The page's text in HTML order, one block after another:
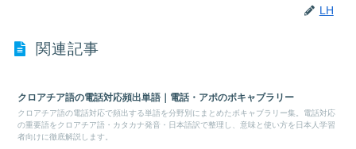
LH
関連記事
クロアチア語の電話対応頻出単語｜電話・アポのボキャブラリー
クロアチア語の電話対応で頻出する単語を分野別にまとめたボキャブラリー集。電話対応
の重要語をクロアチア語・カタカナ発音・日本語訳で整理し、意味と使い方を日本人学習
者向けに徹底解説します。